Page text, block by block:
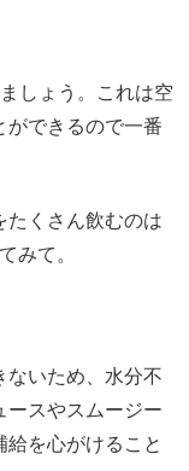
しょう。これは空
ができるので一番
たくさん飲むのは
みて。
ないため、水分不
ースやスムージー
を心がけること